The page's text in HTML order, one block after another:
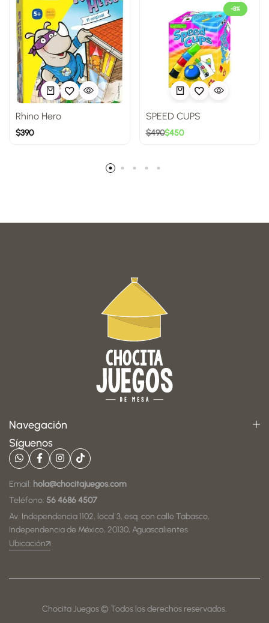
Rhino Hero
$390
-8%
SPEED CUPS
$490$450
Navegación
Síguenos
Email: hola@chocitajuegos.com
Teléfono: 56 4686 4507
Av. Independencia 1102, local 3, esq. con calle Tabasco,
Independencia de México, 20130, Aguascalientes
Ubicación
Chocita Juegos © Todos los derechos reservados.